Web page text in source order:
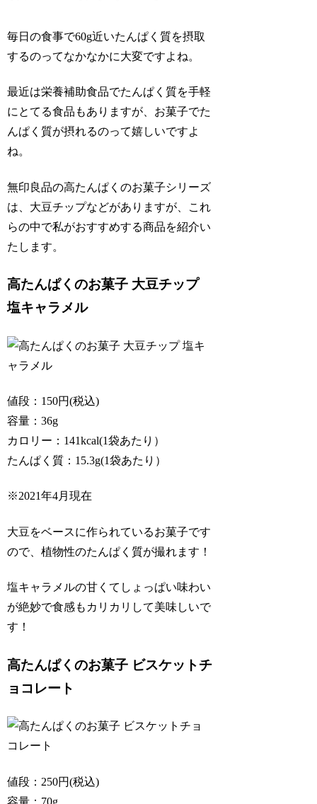
毎日の食事で60g近いたんぱく質を摂取
するのってなかなかに大変ですよね。
最近は栄養補助食品でたんぱく質を手軽
にとてる食品もありますが、お菓子でた
んぱく質が摂れるのって嬉しいですよ
ね。
無印良品の高たんぱくのお菓子シリーズ
は、大豆チップなどがありますが、これ
らの中で私がおすすめする商品を紹介い
たします。
高たんぱくのお菓子 大豆チップ
塩キャラメル
値段：150円(税込)
容量：36g
カロリー：141kcal(1袋あたり）
たんぱく質：15.3g(1袋あたり）
※2021年4月現在
大豆をベースに作られているお菓子です
ので、植物性のたんぱく質が撮れます！
塩キャラメルの甘くてしょっぱい味わい
が絶妙で食感もカリカリして美味しいで
す！
高たんぱくのお菓子 ビスケットチ
ョコレート
値段：250円(税込)
容量：70g